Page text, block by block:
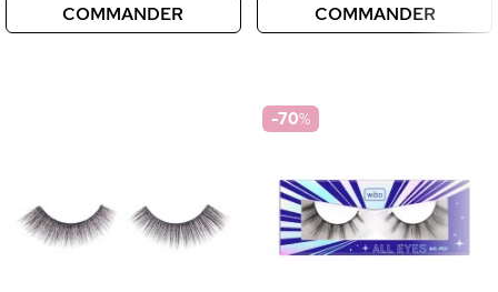
COMMANDER COMMANDER
-70%